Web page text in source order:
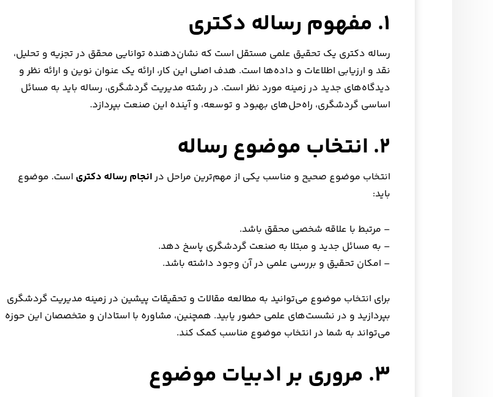
۱. مفهوم رساله دکتری
رساله دکتری یک تحقیق علمی مستقل است که نشان‌دهنده توانایی محقق در تجزیه و تحلیل،
نقد و ارزیابی اطلاعات و داده‌ها است. هدف اصلی این کار، ارائه یک عنوان نوین و ارائه نظر و
دیدگاه‌های جدید در زمینه مورد نظر است. در رشته مدیریت گردشگری، رساله باید به مسائل
اساسی گردشگری، راه‌حل‌های بهبود و توسعه، و آینده این صنعت بپردازد.
۲. انتخاب موضوع رساله
انتخاب موضوع صحیح و مناسب یکی از مهم‌ترین مراحل درانجام رساله دکتری است. موضوع
باید:
– مرتبط با علاقه شخصی محقق باشد.
– به مسائل جدید و مبتلا به صنعت گردشگری پاسخ دهد.
– امکان تحقیق و بررسی علمی در آن وجود داشته باشد.
برای انتخاب موضوع می‌توانید به مطالعه مقالات و تحقیقات پیشین در زمینه مدیریت گردشگری
بپردازید و در نشست‌های علمی حضور یابید. همچنین، مشاوره با استادان و متخصصان این حوزه
می‌تواند به شما در انتخاب موضوع مناسب کمک کند.
۳. مروری بر ادبیات موضوع